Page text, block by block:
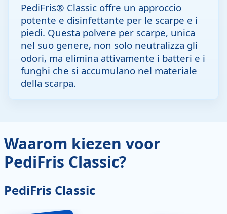
PediFris® Classic offre un approccio
potente e disinfettante per le scarpe e i
piedi. Questa polvere per scarpe, unica
nel suo genere, non solo neutralizza gli
odori, ma elimina attivamente i batteri e i
funghi che si accumulano nel materiale
della scarpa.
Waarom kiezen voor
PediFris Classic?
PediFris Classic